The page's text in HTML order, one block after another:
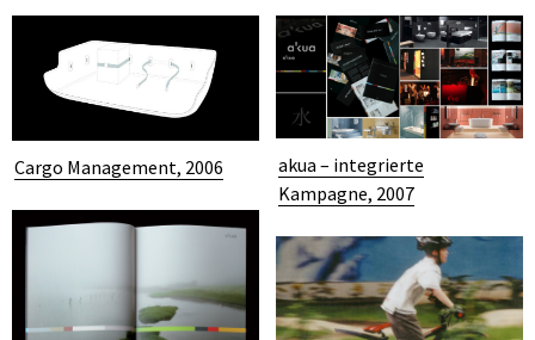
Cargo Management, 2006
akua – integrierte
Kampagne, 2007